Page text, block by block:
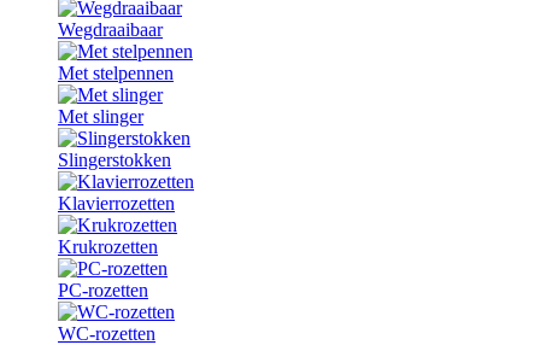
Wegdraaibaar
Met stelpennen
Met slinger
Slingerstokken
Klavierrozetten
Krukrozetten
PC-rozetten
WC-rozetten